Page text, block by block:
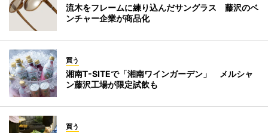
流木をフレームに練り込んだサングラス 藤沢のベ
ンチャー企業が商品化
買う
湘南T-SITEで「湘南ワインガーデン」 メルシャ
ン藤沢工場が限定試飲も
買う